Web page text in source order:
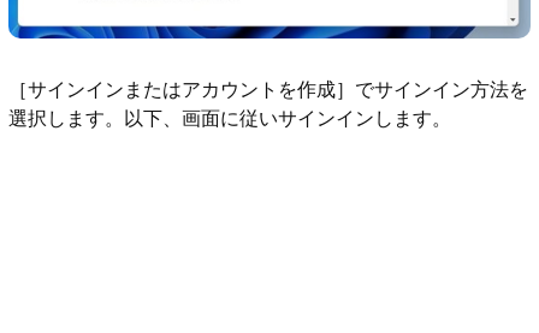
［サインインまたはアカウントを作成］でサインイン方法を
選択します。以下、画面に従いサインインします。